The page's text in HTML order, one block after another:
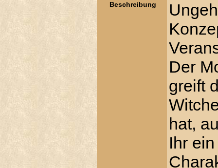
Beschreibung
Der
greift
hat,
Ihr